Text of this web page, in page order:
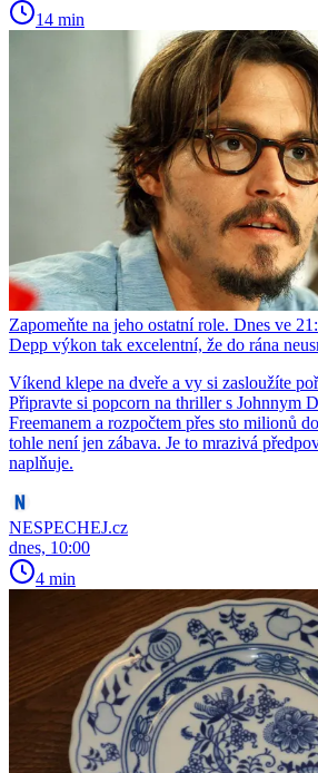
14 min
Zapomeňte na jeho ostatní role. Dnes ve
Depp výkon tak excelentní, že do rána
Víkend klepe na dveře a vy si zasloužíte
Připravte si popcorn na thriller s Johnnym
Freemanem a rozpočtem přes sto milionů
tohle není jen zábava. Je to mrazivá
naplňuje.
NESPECHEJ.cz
dnes, 10:00
4 min